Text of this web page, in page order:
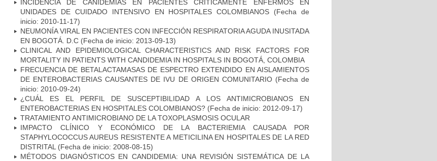
INCIDENCIA DE CANIDEMIAS EN PACIENTES CRÍTICAMENTE ENFERMOS EN
UNIDADES DE CUIDADO INTENSIVO EN HOSPITALES COLOMBIANOS (Fecha de
inicio: 2010-11-17)
NEUMONÍA VIRAL EN PACIENTES CON INFECCIÓN RESPIRATORIA AGUDA INUSITADA
EN BOGOTÁ. D.C (Fecha de inicio: 2013-09-13)
CLINICAL AND EPIDEMIOLOGICAL CHARACTERISTICS AND RISK FACTORS FOR
MORTALITY IN PATIENTS WITH CANDIDEMIA IN HOSPITALS IN BOGOTÁ, COLOMBIA
FRECUENCIA DE BETALACTAMASAS DE ESPECTRO EXTENDIDO EN AISLAMIENTOS
DE ENTEROBACTERIAS CAUSANTES DE IVU DE ORIGEN COMUNITARIO(Fecha de
inicio: 2010-09-24)
¿CUÁL ES EL PERFIL DE SUSCEPTIBILIDAD A LOS ANTIMICROBIANOS EN
ENTEROBACTERIAS EN HOSPITALES COLOMBIANOS? (Fecha de inicio: 2012-09-17)
TRATAMIENTO ANTIMICROBIANO DE LA TOXOPLASMOSIS OCULAR
IMPACTO CLÍNICO Y ECONÓMICO DE LA BACTERIEMIA CAUSADA POR
STAPHYLOCOCCUS AUREUS RESISTENTE A METICILINA EN HOSPITALES DE LA RED
DISTRITAL (Fecha de inicio: 2008-08-15)
MÉTODOS DIAGNÓSTICOS EN CANDIDEMIA: UNA REVISIÓN SISTEMÁTICA DE LA